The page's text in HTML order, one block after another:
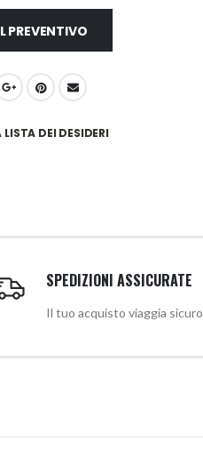
PREVENTIVO
DEI DESIDERI
SPEDIZIONI ASSICURATE
Il tuo acquisto viaggia sicuro